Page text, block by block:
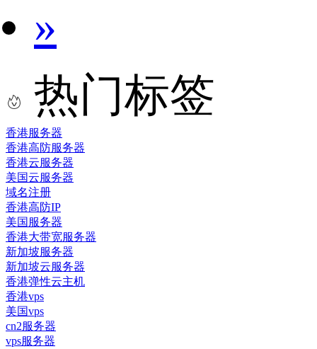
»
热门标签
香港服务器
香港高防服务器
香港云服务器
美国云服务器
域名注册
香港高防IP
美国服务器
香港大带宽服务器
新加坡服务器
新加坡云服务器
香港弹性云主机
香港vps
美国vps
cn2服务器
vps服务器